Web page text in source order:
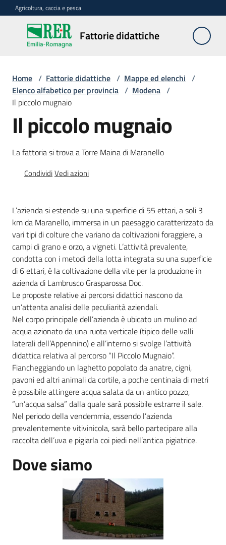
Vai al contenuto
Vai alla navigazione
Vai al footer
Agricoltura, caccia e pesca
Fattorie didattiche
Fattorie
didattiche
Trova
sulla
Menu selezionato
Requisiti
necessari
Corsi
Agricoltura
in
cifre
Agricoltura,
caccia e
pesca
Argomenti
Novità
Leggi atti bandi
Piani programmi
Home / Fattorie didattiche / Mappe ed elenchi /
Elenco alfabetico per provincia / Modena /
Il piccolo mugnaio
Il piccolo mugnaio
La fattoria si trova a Torre Maina di Maranello
CondividiVedi azioni
L’azienda si estende su una superficie di 55 ettari, a soli 3
km da Maranello, immersa in un paesaggio caratterizzato da
vari tipi di colture che variano da coltivazioni foraggiere, a
campi di grano e orzo, a vigneti. L’attività prevalente,
condotta con i metodi della lotta integrata su una superficie
di 6 ettari, è la coltivazione della vite per la produzione in
azienda di Lambrusco Grasparossa Doc.
Le proposte relative ai percorsi didattici nascono da
un’attenta analisi delle peculiarità aziendali.
Nel corpo principale dell’azienda è ubicato un mulino ad
acqua azionato da una ruota verticale (tipico delle valli
laterali dell’Appennino) e all’interno si svolge l’attività
didattica relativa al percorso “Il Piccolo Mugnaio”.
Fiancheggiando un laghetto popolato da anatre, cigni,
pavoni ed altri animali da cortile, a poche centinaia di metri
è possibile attingere acqua salata da un antico pozzo,
“un’acqua salsa” dalla quale sarà possibile estrarre il sale.
Nel periodo della vendemmia, essendo l’azienda
prevalentemente vitivinicola, sarà bello partecipare alla
raccolta dell’uva e pigiarla coi piedi nell’antica pigiatrice.
Dove siamo